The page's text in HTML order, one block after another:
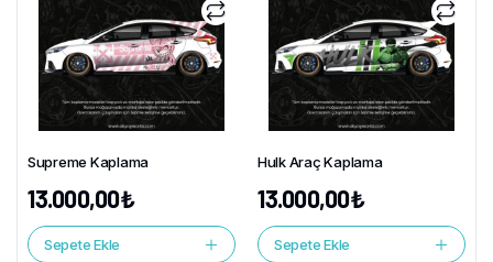
Supreme Kaplama
13.000,00₺
Sepete Ekle
Hulk Araç Kaplama
13.000,00₺
Sepete Ekle